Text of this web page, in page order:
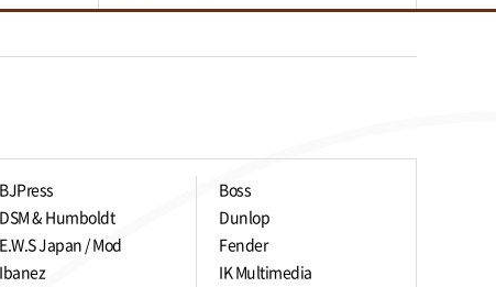
BJPress
Boss
DSM & Humboldt
Dunlop
E.W.S Japan / Mod
Fender
Ibanez
IK Multimedia